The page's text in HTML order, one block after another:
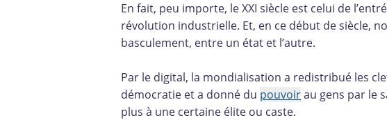
En fait, peu importe, le XXI siècle est celui de
révolution industrielle. Et, en ce début de siècle,
basculement, entre un état et l’autre.
Par le digital, la mondialisation a redistribué les
démocratie et a donné du pouvoirau gens par le
plus à une certaine élite ou caste.